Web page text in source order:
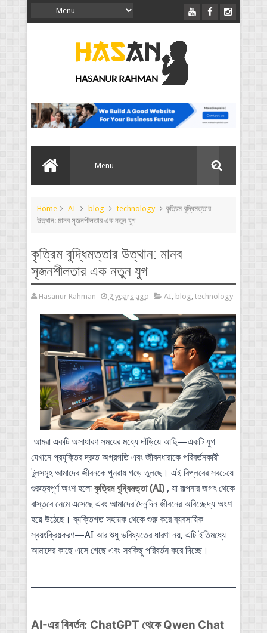
Home AI blog technology
কৃত্রিম বুদ্ধিমত্তার
উত্থান: মানব সৃজনশীলতার এক নতুন যুগ
কৃত্রিম বুদ্ধিমত্তার উত্থান: মানব
সৃজনশীলতার এক নতুন যুগ
Hasanur Rahman 2 years ago AI blog technology
আমরা একটি অসাধারণ সময়ের মধ্যে দাঁড়িয়ে আছি—একটি যুগ
যেখানে প্রযুক্তির দ্রুত অগ্রগতি এবং জীবনধারাকে পরিবর্তনকারী
টুলসমূহ আমাদের জীবনকে পুনরায় গড়ে তুলছে। এই বিপ্লবের সবচেয়ে
গুরুত্বপূর্ণ অংশ হলো কৃত্রিম বুদ্ধিমত্তা (AI) , যা কল্পনার জগৎ থেকে
বাস্তবে নেমে এসেছে এবং আমাদের দৈনন্দিন জীবনের অবিচ্ছেদ্য অংশ
হয়ে উঠেছে। ব্যক্তিগত সহায়ক থেকে শুরু করে ব্যবসায়িক
স্বয়ংক্রিয়করণ—AI আর শুধু ভবিষ্যতের ধারণা নয়, এটি ইতিমধ্যে
আমাদের কাছে এসে গেছে এবং সবকিছু পরিবর্তন করে দিচ্ছে।
AI-এর বিবর্তন: ChatGPT থেকে Qwen Chat